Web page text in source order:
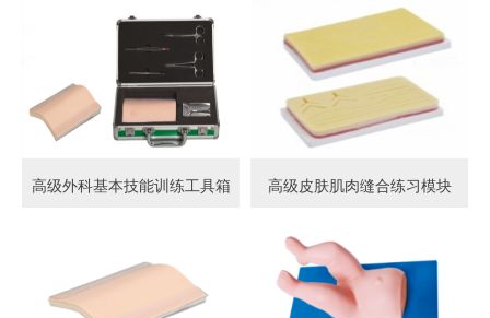
高级外科基本技能训练工具箱 高级皮肤肌肉缝合练习模块